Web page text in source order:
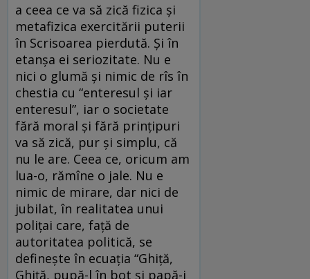
a ceea ce va să zică fizica şi
metafizica exercitării puterii
în Scrisoarea pierdută. Şi în
etanşa ei seriozitate. Nu e
nici o glumă şi nimic de rîs în
chestia cu “enteresul şi iar
enteresul”, iar o societate
fără moral şi fără prinţipuri
va să zică, pur şi simplu, că
nu le are. Ceea ce, oricum am
lua-o, rămîne o jale. Nu e
nimic de mirare, dar nici de
jubilat, în realitatea unui
poliţai care, faţă de
autoritatea politică, se
defineşte în ecuaţia “Ghiţă,
Ghiţă, pupă-l în bot şi papă-i